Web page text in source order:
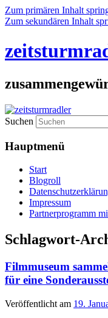
Zum primären Inhalt
Zum sekundären Inhalt
Suchen
Hauptmenü
Start
Blogroll
Impressum
Partnerprogramm
Schlagwort-
Filmmuseum
für eine
Veröffentlicht am 19.